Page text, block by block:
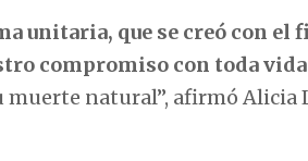
unitaria, que se creó con
compromiso con toda
muerte natural”, afirmó